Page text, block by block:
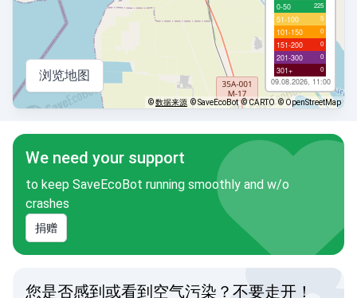
0-50 225
51-100 5
101-150 0
151-200 0
201-300 0
301+ 0
09.08.2026, 11:00
浏览地图
©数据来源 © SaveEcoBot © CARTO © OpenStreetMap
We need your support
to keep SaveEcoBot running smoothly and w/o
crashes
捐赠
您是否感到或看到空气污染？不要走开！